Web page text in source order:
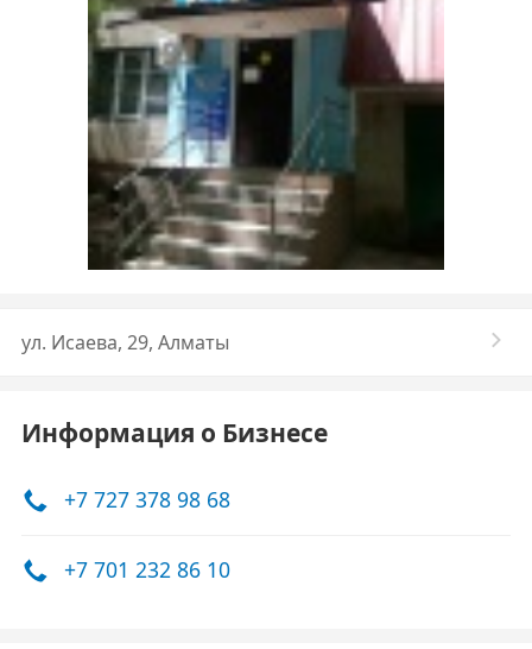
ул. Исаева, 29, Алматы
Информация о Бизнесе
+7 727 378 98 68
+7 701 232 86 10